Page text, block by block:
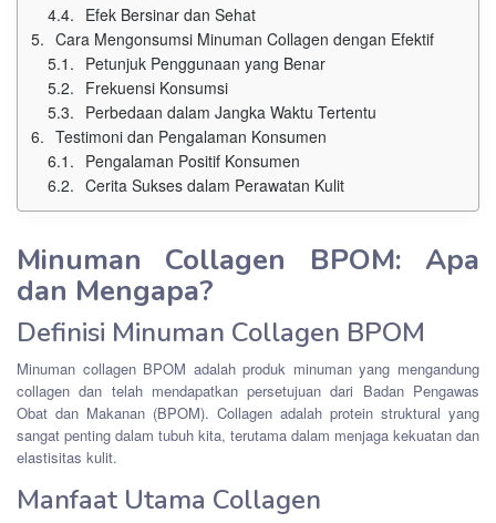
Efek Bersinar dan Sehat
Cara Mengonsumsi Minuman Collagen dengan Efektif
Petunjuk Penggunaan yang Benar
Frekuensi Konsumsi
Perbedaan dalam Jangka Waktu Tertentu
Testimoni dan Pengalaman Konsumen
Pengalaman Positif Konsumen
Cerita Sukses dalam Perawatan Kulit
Minuman Collagen BPOM: Apa
dan Mengapa?
Definisi Minuman Collagen BPOM
Minuman collagen BPOM adalah produk minuman yang mengandung
collagen dan telah mendapatkan persetujuan dari Badan Pengawas
Obat dan Makanan (BPOM). Collagen adalah protein struktural yang
sangat penting dalam tubuh kita, terutama dalam menjaga kekuatan dan
elastisitas kulit.
Manfaat Utama Collagen